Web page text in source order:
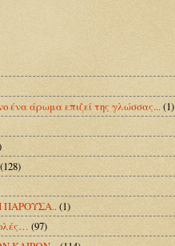
ένα άρωμα επιζεί της γλώσσας...(1)
(128)
ΠΑΡΟΥΣΑ..(1)
(97)